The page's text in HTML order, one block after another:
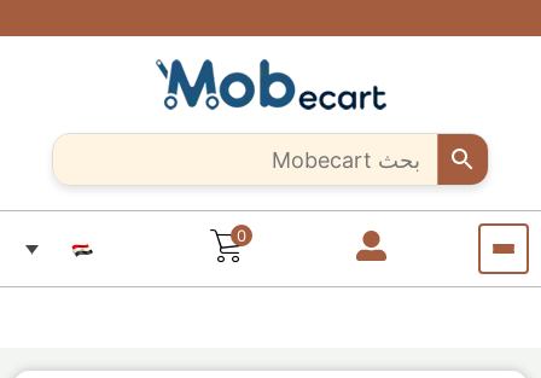
فريدة من
كل مكان
مصر
0